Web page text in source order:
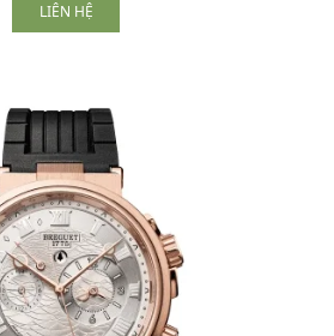
LIÊN HỆ